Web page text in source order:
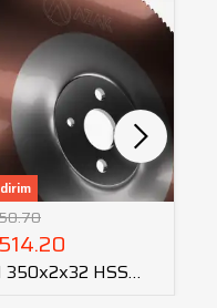
350x2x32 HSS